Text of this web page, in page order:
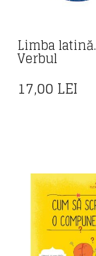
Limba latină.
Verbul
17,00 LEI